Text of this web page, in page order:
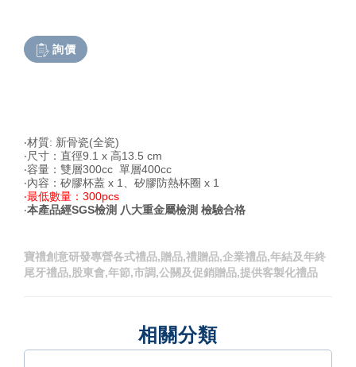
詢價
‧材質: 新骨瓷(全瓷)
‧尺寸：直徑9.1 x 高13.5 cm
‧容量：雙層300cc 單層400cc
‧內容：矽膠杯蓋 x 1、矽膠防熱杯圈 x 1
‧最低數量：300pcs
‧本產品經SGS檢測 八大重金屬檢測 檢驗合格
寶禮創意研發專營各式禮品,贈品,禮贈品,企業禮品,年結及年終
尾牙禮品,股東會,年節,市調,公關及促銷贈品,提供客製化禮品
相關分類